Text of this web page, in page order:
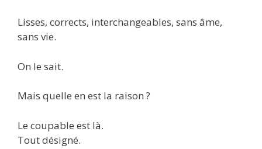
Lisses, corrects, interchangeables, sans âme,
sans vie.
On le sait.
Mais quelle en est la raison ?
Le coupable est là.
Tout désigné.